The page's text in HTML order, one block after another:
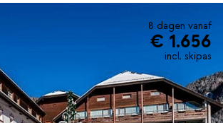
gezellig moment aan het einde van de
de bar.Dankzij de centrale ligging wandel je
en een (mini)supermarkt, allemaal op
ligt Hotel La Tambra Lodge rustig,
even loskomt. Stel je voor: knisperende
en ’s avonds ontspannen in de warmte
8 dagen vanaf
€ 1.656
incl. skipas